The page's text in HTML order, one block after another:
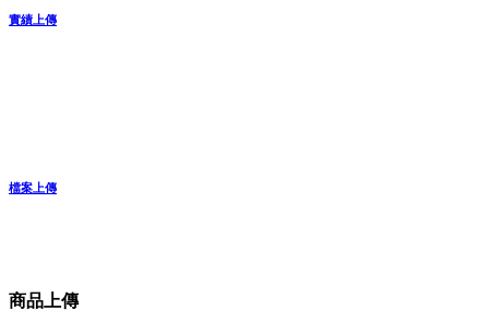
實績上傳
檔案上傳
商品上傳